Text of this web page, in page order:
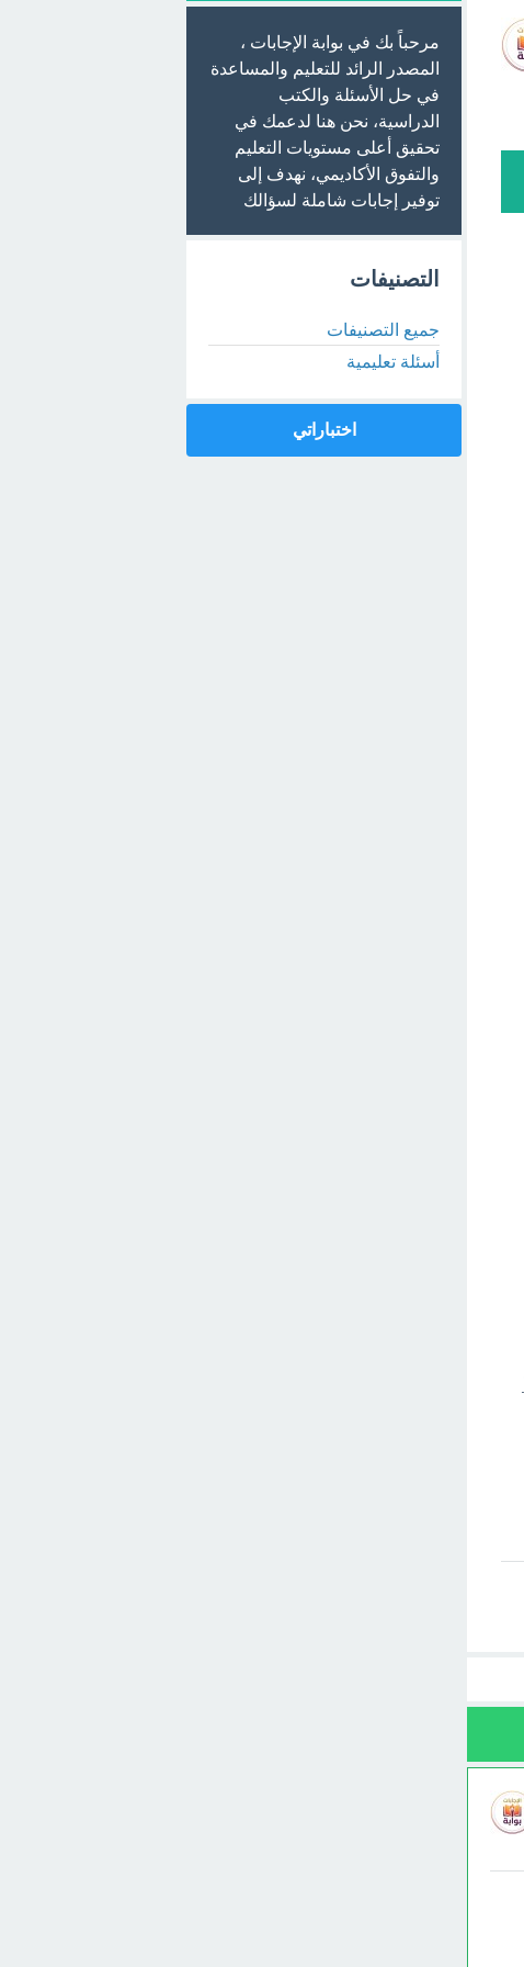
مرحباً بك في بوابة الإجابات ،
المصدر الرائد للتعليم والمساعدة
في حل الأسئلة والكتب
الدراسية، نحن هنا لدعمك في
تحقيق أعلى مستويات التعليم
والتفوق الأكاديمي، نهدف إلى
توفير إجابات شاملة لسؤالك
التصنيفات
جميع التصنيفات
أسئلة تعليمية
اختباراتي